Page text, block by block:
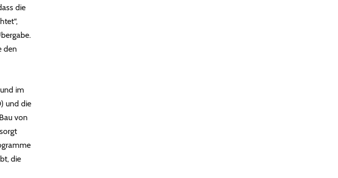
die
den
im
und die
von
die